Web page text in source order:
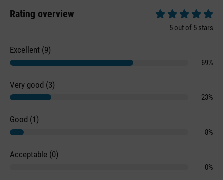
Rating overview
Average rating of
5 out of 5 stars
Excellent (9)
69%
Very good (3)
23%
Good (1)
8%
Acceptable (0)
0%